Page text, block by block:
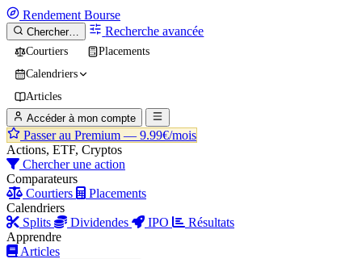
Rendement Bourse
Chercher… Recherche avancée
Courtiers
Placements
Calendriers
Articles
Accéder à mon compte
Passer au Premium — 9.99€/mois
Actions, ETF, Cryptos
Chercher une action
Comparateurs
Courtiers
Placements
Calendriers
Splits
Dividendes IPO
Résultats
Apprendre
Articles